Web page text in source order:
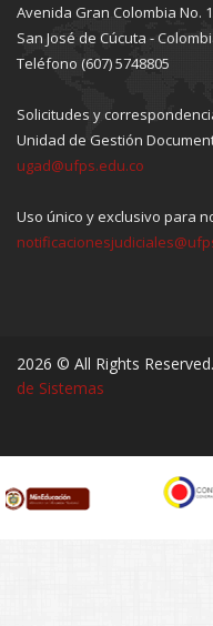
Avenida Gran Colombia No.
San José de Cúcuta -
Teléfono (607) 5748805
Solicitudes y
Unidad de Gestión
ugad@ufps.edu.co
Uso único y exclusivo para
2026 © All Rights
de Sistemas